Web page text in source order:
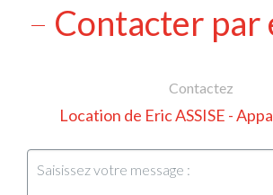
Contacter par
Contactez
Location de Eric ASSISE -